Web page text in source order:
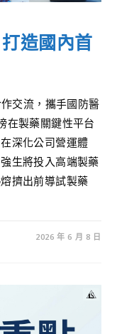
造國內首
交流，攜手國防醫
在製藥關鍵性平台
深化公司營運體
生將投入高端製藥
擠出前導試製藥
2026 年 6 月 8 日